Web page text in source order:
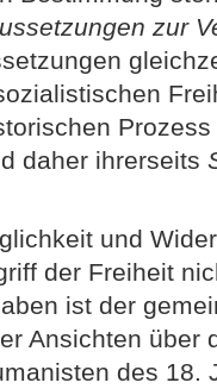
zur
daher ihrerseits
und
der Freiheit
ist der
Ansichten über
des 18.